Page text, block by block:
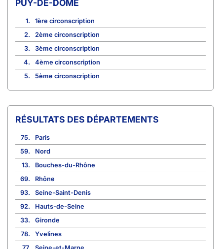
PUY-DE-DÔME
1.
1ère circonscription
2.
2ème circonscription
3.
3ème circonscription
4.
4ème circonscription
5.
5ème circonscription
RÉSULTATS DES DÉPARTEMENTS
75.
Paris
59.
Nord
13.
Bouches-du-Rhône
69.
Rhône
93.
Seine-Saint-Denis
92.
Hauts-de-Seine
33.
Gironde
78.
Yvelines